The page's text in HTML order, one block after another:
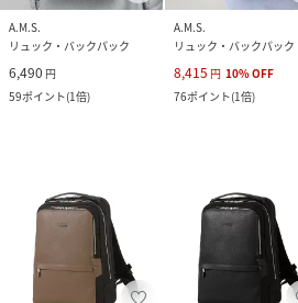
A.M.S.
リュック・バックパック
6,490 円
59ポイント(1倍)
A.M.S.
リュック・バックパック
8,415 円 10%OFF
76ポイント(1倍)